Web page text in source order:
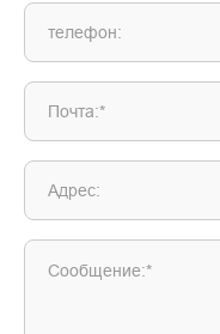
телефон:
Почта:*
Адрес:
Сообщение:*